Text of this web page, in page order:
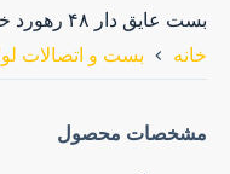
بست عایق دار ۴۸ رهورد خراسان
خانه
بست و اتصالات
مشخصات محصول